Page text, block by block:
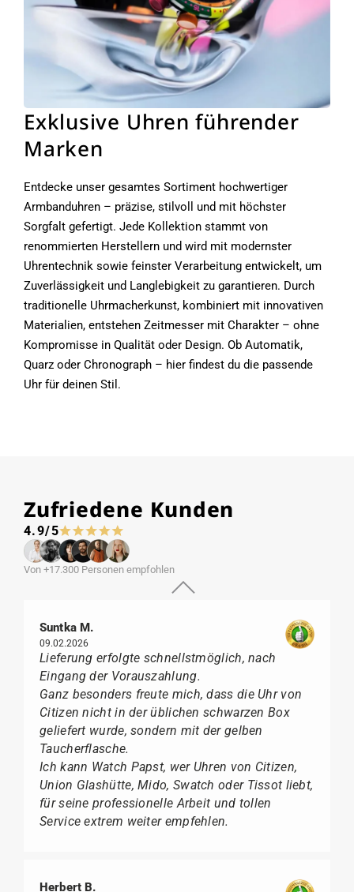
Exklusive Uhren führender
Marken
Entdecke unser gesamtes Sortiment hochwertiger
Armbanduhren – präzise, stilvoll und mit höchster
Sorgfalt gefertigt. Jede Kollektion stammt von
renommierten Herstellern und wird mit modernster
Uhrentechnik sowie feinster Verarbeitung entwickelt, um
Zuverlässigkeit und Langlebigkeit zu garantieren. Durch
traditionelle Uhrmacherkunst, kombiniert mit innovativen
Materialien, entstehen Zeitmesser mit Charakter – ohne
Kompromisse in Qualität oder Design. Ob Automatik,
Quarz oder Chronograph – hier findest du die passende
Uhr für deinen Stil.
Zufriedene Kunden
4.9/5
Von +17.300 Personen empfohlen
Suntka M.
09.02.2026
Lieferung erfolgte schnellstmöglich, nach
Eingang der Vorauszahlung.
Ganz besonders freute mich, dass die Uhr von
Citizen nicht in der üblichen schwarzen Box
geliefert wurde, sondern mit der gelben
Taucherflasche.
Ich kann Watch Papst, wer Uhren von Citizen,
Union Glashütte, Mido, Swatch oder Tissot liebt,
für seine professionelle Arbeit und tollen
Service extrem weiter empfehlen.
Herbert B.